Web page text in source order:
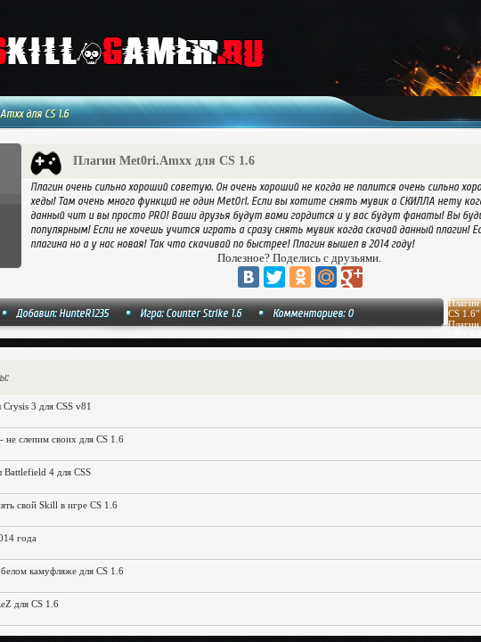
для CS 1.6
Плагин Met0ri.Amxx для CS 1.6
Плагин очень сильно хороший советую. Он очень хороший не когда не палится очень сильно
хеды! Там очень много функций не один Met0ri. Если вы хотите снять мувик а СКИЛЛА нету
данный чит и вы просто PRO! Ваши друзья будут вами гордится и у вас будут фанаты! Вы
популярным! Если не хочешь учится играть а сразу снять мувик когда скачай данный плагин!
плагина но а у нас новая! Так что скачивай по быстрее! Плагин вышел в 2014 году!
Полезное? Поделись с друзьями.
Добавил:HunteR1235 Игра: Counter Strike 1.6 Комментариев: 0
CS 1.6"
3 для CSS v81
слепим своих для CS 1.6
4 для CSS
свой Skill в игре CS 1.6
года
камуфляже для CS 1.6
для CS 1.6